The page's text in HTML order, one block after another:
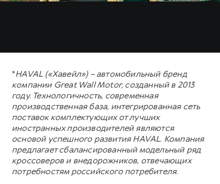
*HAVAL («Хавейл») – автомобильный бренд
компании Great Wall Motor, созданный в 2013
году. Технологичность, современная
производственная база, интегрированная сеть
поставок комплектующих от лучших
иностранных производителей являются
основой успешного развития HAVAL. Компания
предлагает сбалансированный модельный ряд
кроссоверов и внедорожников, отвечающих
потребностям российского потребителя.